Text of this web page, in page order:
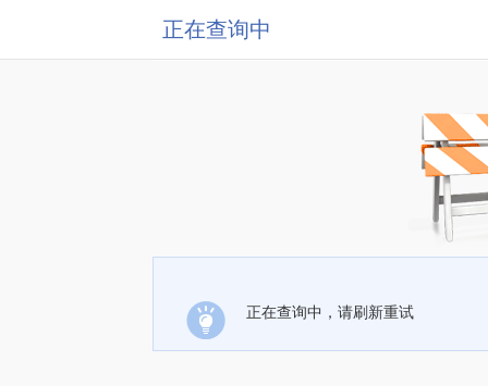
正在查询中
正在查询中，请刷新重试